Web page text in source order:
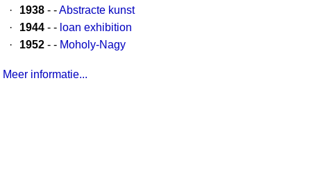
·
1938 - -Abstracte kunst
·
1944 - - loan exhibition
·
1952 - - Moholy-Nagy
Meer informatie...